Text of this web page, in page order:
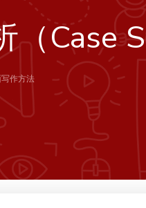
（Case
作方法